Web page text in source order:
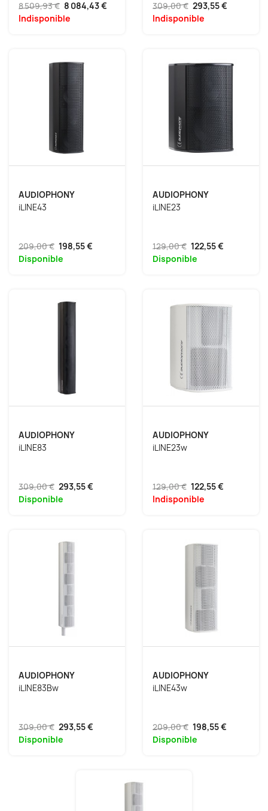
8 509,93 € 8 084,43 €
Indisponible
309,00 € 293,55 €
Indisponible
AUDIOPHONY
iLINE43
209,00 € 198,55 €
Disponible
AUDIOPHONY
iLINE23
129,00 € 122,55 €
Disponible
AUDIOPHONY
iLINE83
309,00 € 293,55 €
Disponible
AUDIOPHONY
iLINE23w
129,00 € 122,55 €
Indisponible
AUDIOPHONY
iLINE83Bw
309,00 € 293,55 €
Disponible
AUDIOPHONY
iLINE43w
209,00 € 198,55 €
Disponible